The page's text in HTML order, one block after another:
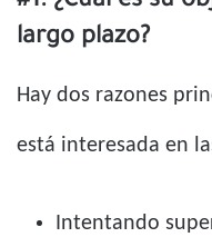
largo plazo?
Hay dos razones
está interesada en
Intentando